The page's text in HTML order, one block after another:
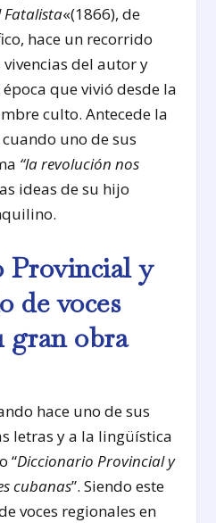
Fatalista«(1866), de
hace un recorrido
del autor y
que vivió desde la
culto. Antecede la
uno de sus
“la revolución nos
ideas de su hijo
Provincial y
de voces
gran obra
hace uno de sus
letras y a la lingüística
“Diccionario Provincial y
cubanas”. Siendo este
voces regionales en